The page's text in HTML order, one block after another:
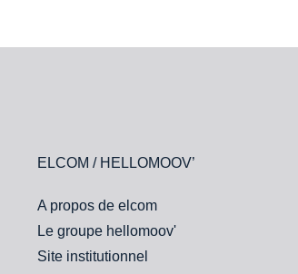
ELCOM / HELLOMOOV’
A propos de elcom
Le groupe hellomoov'
Site institutionnel